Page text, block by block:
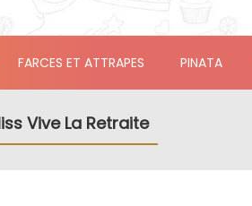
FARCES ET ATTRAPES PINATA
Vive La Retraite